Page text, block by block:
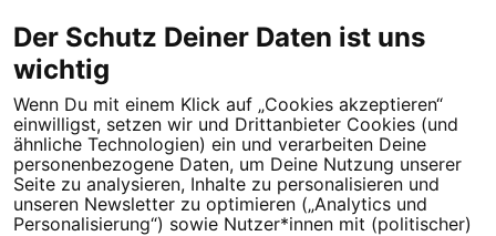
← Vorherige
Tipps für deine Petition
Darum WeAct
Partnerprogramm
Erfolgreiche Petitionen
FAQs
Der Schutz Deiner Daten ist uns
wichtig
Wenn Du mit einem Klick auf „Cookies akzeptieren“
einwilligst, setzen wir und Drittanbieter Cookies (und
ähnliche Technologien) ein und verarbeiten Deine
personenbezogene Daten, um Deine Nutzung unserer
Seite zu analysieren, Inhalte zu personalisieren und
unseren Newsletter zu optimieren („Analytics und
Personalisierung“) sowie Nutzer*innen mit (politischer)